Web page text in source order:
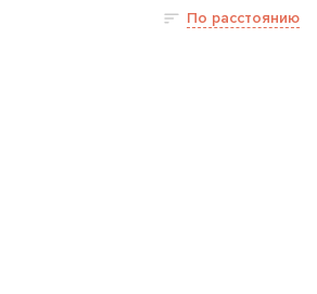
По расстоянию